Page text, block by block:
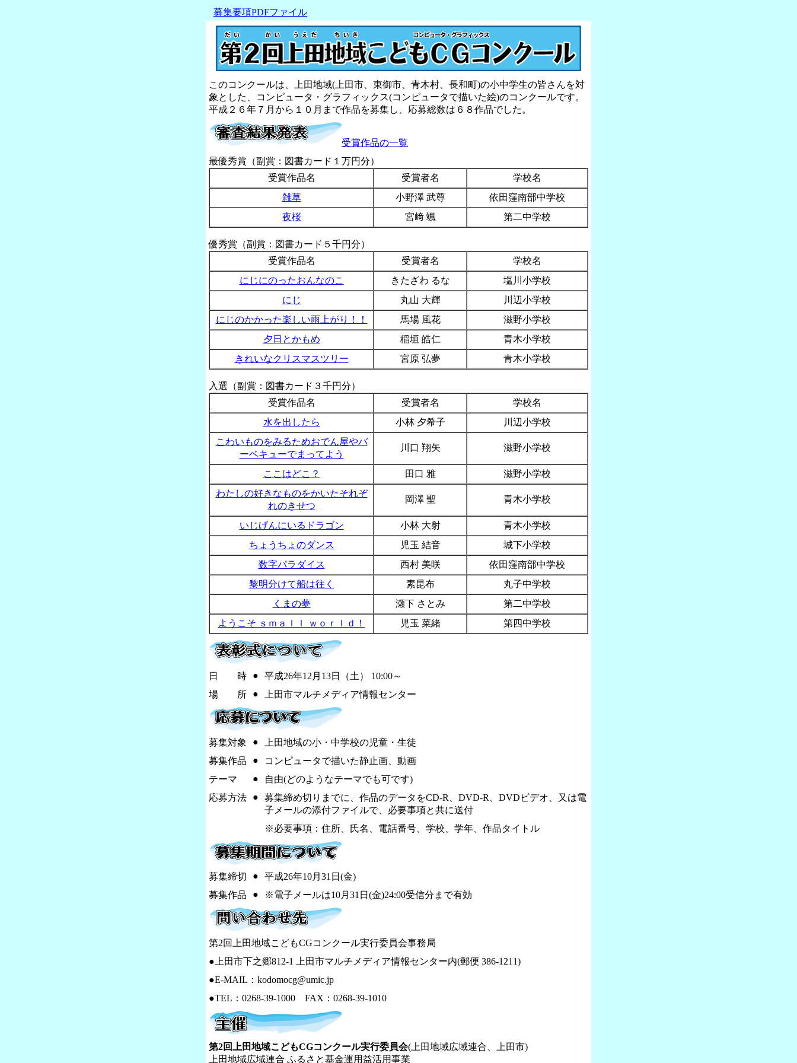
募集要項PDFファイル
このコンクールは、上田地域(上田市、東御市、青木村、長和町)の小中学生の皆さんを対
象とした、コンピュータ・グラフィックス(コンピュータで描いた絵)のコンクールです。
平成２６年７月から１０月まで作品を募集し、応募総数は６８作品でした。
受賞作品の一覧
最優秀賞（副賞：図書カード１万円分）
受賞作品名
受賞者名
学校名
雑草
小野澤 武尊
依田窪南部中学校
夜桜
宮﨑 颯 第二中学校
優秀賞（副賞：図書カード５千円分）
受賞作品名
受賞者名
学校名
にじにのったおんなのこ
きたざわ るな
塩川小学校
にじ
丸山 大輝
川辺小学校
にじのかかった楽しい雨上がり！！
馬場 風花
滋野小学校
夕日とかもめ
稲垣 皓仁
青木小学校
きれいなクリスマスツリー
宮原 弘夢 青木小学校
入選（副賞：図書カード３千円分）
受賞作品名
受賞者名
学校名
水を出したら
小林 夕希子
川辺小学校
こわいものをみるためおでん屋やバ
ーベキューでまってよう
川口 翔矢 滋野小学校
ここはどこ？ 田口 雅
滋野小学校
わたしの好きなものをかいたそれぞ
れのきせつ
岡澤 聖 青木小学校
いじげんにいるドラゴン 小林 大射
青木小学校
ちょうちょのダンス
児玉 結音
城下小学校
数字パラダイス
西村 美咲
依田窪南部中学校
黎明分けて船は往く
素昆布
丸子中学校
くまの夢
瀬下 さとみ
第二中学校
ようこそ ｓｍａｌｌ ｗｏｒｌｄ！
児玉 菜緒 第四中学校
日 時 ●
平成26年12月13日（土） 10:00～
場 所
● 上田市マルチメディア情報センター
募集対象 ●
上田地域の小・中学校の児童・生徒
募集作品
●
コンピュータで描いた静止画、動画
テーマ
●
自由(どのようなテーマでも可です)
応募方法
●
募集締め切りまでに、作品のデータをCD-R、DVD-R、DVDビデオ、又は電
子メールの添付ファイルで、必要事項と共に送付
※必要事項：住所、氏名、電話番号、学校、学年、作品タイトル
募集締切 ●
平成26年10月31日(金)
募集作品
● ※電子メールは10月31日(金)24:00受信分まで有効
第2回上田地域こどもCGコンクール実行委員会事務局
●上田市下之郷812-1 上田市マルチメディア情報センター内(郵便 386-1211)
●E-MAIL：kodomocg@umic.jp
●TEL：0268-39-1000 FAX：0268-39-1010
第2回上田地域こどもCGコンクール実行委員会(上田地域広域連合、上田市)
上田地域広域連合 ふるさと基金運用益活用事業